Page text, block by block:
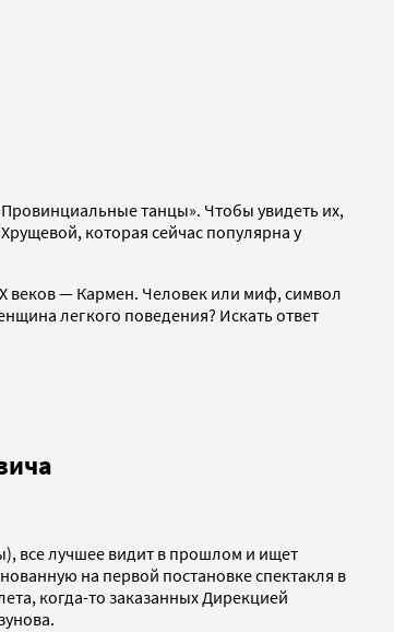
танцы». Чтобы увидеть их,
которая сейчас популярна у
веков — Кармен. Человек или миф, символ
легкого поведения? Искать ответ
все лучшее видит в прошлом и ищет
на первой постановке спектакля в
когда-то заказанных Дирекцией